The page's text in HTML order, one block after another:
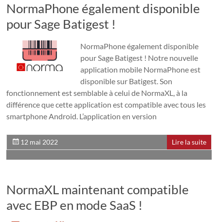
NormaPhone également disponible
pour Sage Batigest !
NormaPhone également disponible
pour Sage Batigest ! Notre nouvelle
application mobile NormaPhone est
disponible sur Batigest. Son
fonctionnement est semblable à celui de NormaXL, à la
différence que cette application est compatible avec tous les
smartphone Android. L’application en version
12 mai 2022 Lire la suite
NormaXL maintenant compatible
avec EBP en mode SaaS !